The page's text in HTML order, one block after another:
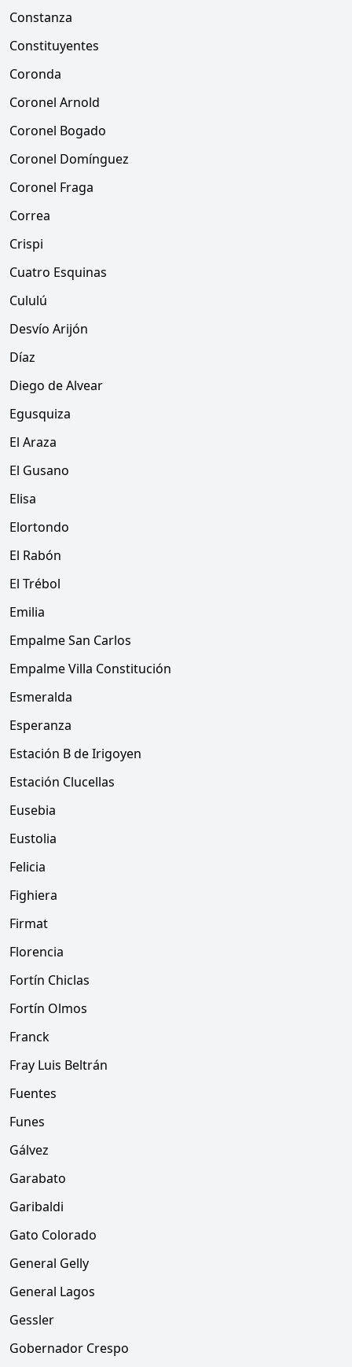
Constanza
Constituyentes
Coronda
Coronel Arnold
Coronel Bogado
Coronel Domínguez
Coronel Fraga
Correa
Crispi
Cuatro Esquinas
Cululú
Desvío Arijón
Díaz
Diego de Alvear
Egusquiza
El Araza
El Gusano
Elisa
Elortondo
El Rabón
El Trébol
Emilia
Empalme San Carlos
Empalme Villa Constitución
Esmeralda
Esperanza
Estación B de Irigoyen
Estación Clucellas
Eusebia
Eustolia
Felicia
Fighiera
Firmat
Florencia
Fortín Chiclas
Fortín Olmos
Franck
Fray Luis Beltrán
Fuentes
Funes
Gálvez
Garabato
Garibaldi
Gato Colorado
General Gelly
General Lagos
Gessler
Gobernador Crespo